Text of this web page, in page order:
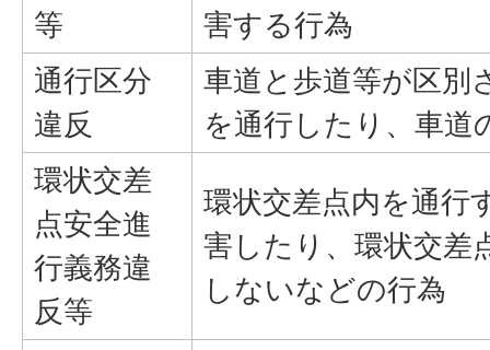
等
害する行為
通行区分
違反
車道と歩道等が区別
を通行したり、車道
環状交差
点安全進
行義務違
反等
環状交差点内を通行
害したり、環状交差
しないなどの行為